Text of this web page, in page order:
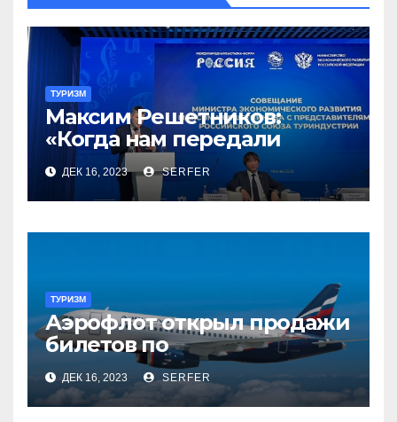
ТУРИЗМ
Максим Решетников:
«Когда нам передали
туризм, для нас это был
сюрприз, но он оказался
приятным»
ДЕК 16, 2023 SERFER
ТУРИЗМ
Аэрофлот открыл продажи
билетов по
субсидированным
тарифам
ДЕК 16, 2023 SERFER